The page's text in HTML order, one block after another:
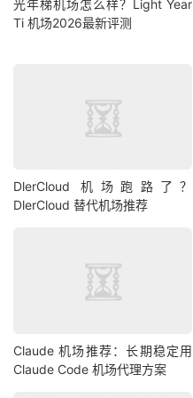
光年梯机场怎么样？Light Year
Ti 机场2026最新评测
DlerCloud 机场跑路了？
DlerCloud 替代机场推荐
Claude 机场推荐：长期稳定用
Claude Code 机场代理方案